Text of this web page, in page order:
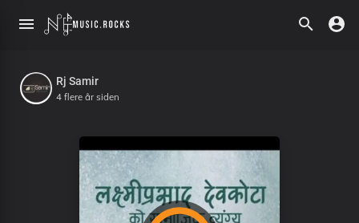
Rj Samir
4 flere år siden